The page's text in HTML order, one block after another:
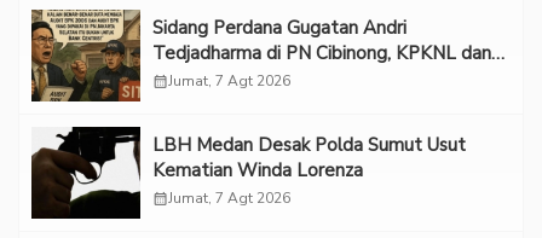
Sidang Perdana Gugatan Andri
Tedjadharma di PN Cibinong, KPKNL dan
PUPN Mangkir
calendar_monthJumat, 7 Agt 2026
LBH Medan Desak Polda Sumut Usut
Kematian Winda Lorenza
calendar_monthJumat, 7 Agt 2026